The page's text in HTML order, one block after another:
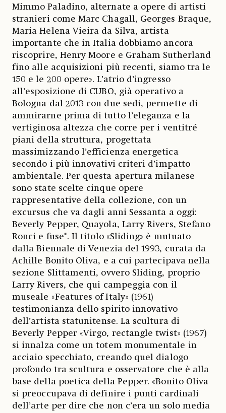
Mimmo Paladino, alternate a opere di artisti
stranieri come Marc Chagall, Georges Braque,
Maria Helena Vieira da Silva, artista
importante che in Italia dobbiamo ancora
riscoprire, Henry Moore e Graham Sutherland
fino alle acquisizioni più recenti, siamo tra le
150 e le 200 opere». L’atrio d’ingresso
all’esposizione di CUBO, già operativo a
Bologna dal 2013 con due sedi, permette di
ammirarne prima di tutto l’eleganza e la
vertiginosa altezza che corre per i ventitré
piani della struttura, progettata
massimizzando l’efficienza energetica
secondo i più innovativi criteri d’impatto
ambientale. Per questa apertura milanese
sono state scelte cinque opere
rappresentative della collezione, con un
excursus che va dagli anni Sessanta a oggi:
Beverly Pepper, Quayola, Larry Rivers, Stefano
Ronci e fuse*. Il titolo «Sliding» è mutuato
dalla Biennale di Venezia del 1993, curata da
Achille Bonito Oliva, e a cui partecipava nella
sezione Slittamenti, ovvero Sliding, proprio
Larry Rivers, che qui campeggia con il
museale «Features of Italy» (1961)
testimonianza dello spirito innovativo
dell’artista statunitense. La scultura di
Beverly Pepper «Virgo, rectangle twist» (1967)
si innalza come un totem monumentale in
acciaio specchiato, creando quel dialogo
profondo tra scultura e osservatore che è alla
base della poetica della Pepper. «Bonito Oliva
si preoccupava di definire i punti cardinali
dell’arte per dire che non c’era un solo media